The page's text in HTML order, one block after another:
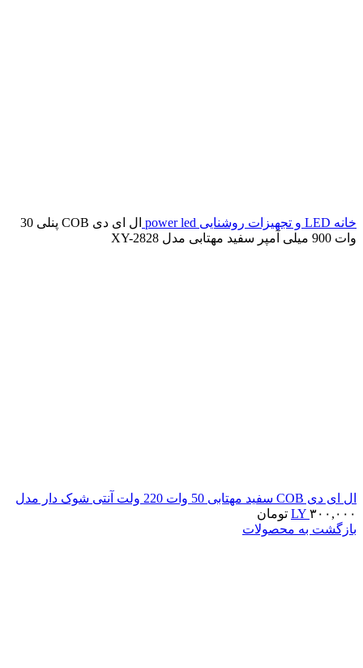
خانه LED و تجهیزات روشنایی power led
ال ای دی COB پنلی 30
وات 900 میلی آمپر سفید مهتابی مدل XY-2828
ال ای دی COB سفید مهتابی 50 وات 220 ولت آنتی شوک دار مدل
LY ۳۰۰,۰۰۰
تومان
بازگشت به محصولات